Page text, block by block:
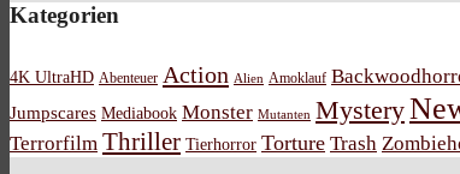
Kategorien
4K UltraHD Abenteuer Action Alien Amoklauf
Jumpscares Mediabook Monster Mutanten Mystery
Terrorfilm Thriller Tierhorror Torture Trash